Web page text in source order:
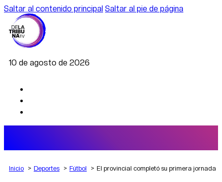
Saltar al contenido principal Saltar al pie de página
10 de agosto de 2026
Inicio Deportes Fútbol El provincial completó su primera jornada